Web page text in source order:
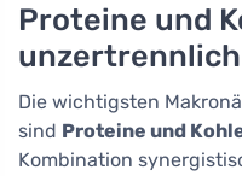
Proteine und
Die wichtigsten
sind Proteine und
Kombination